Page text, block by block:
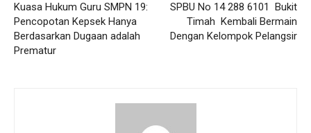
Kuasa Hukum Guru SMPN 19:
Pencopotan Kepsek Hanya
Berdasarkan Dugaan adalah
Prematur
SPBU No 14 288 6101 Bukit
Timah Kembali Bermain
Dengan Kelompok Pelangsir